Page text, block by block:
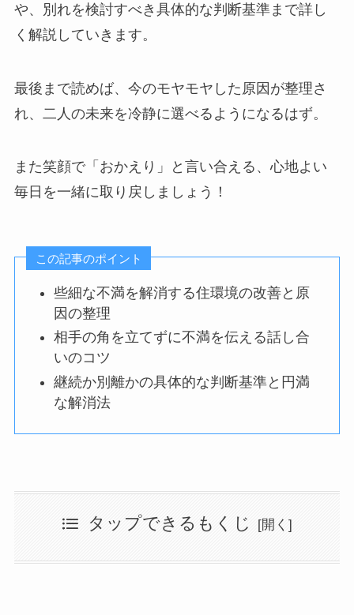
や、別れを検討すべき具体的な判断基準まで詳し
く解説していきます。
最後まで読めば、今のモヤモヤした原因が整理さ
れ、二人の未来を冷静に選べるようになるはず。
また笑顔で「おかえり」と言い合える、心地よい
毎日を一緒に取り戻しましょう！
この記事のポイント
些細な不満を解消する住環境の改善と原
因の整理
相手の角を立てずに不満を伝える話し合
いのコツ
継続か別離かの具体的な判断基準と円満
な解消法
タップできるもくじ